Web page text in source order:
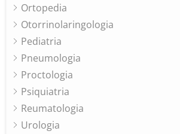
Ortopedia
Otorrinolaringologia
Pediatria
Pneumologia
Proctologia
Psiquiatria
Reumatologia
Urologia